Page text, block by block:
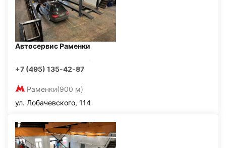
Автосервис Раменки
+7 (495) 135-42-87
Раменки(900 м)
ул. Лобачевского, 114